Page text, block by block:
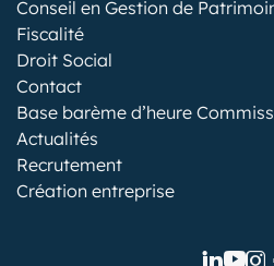
Conseil en Gestion de
Fiscalité
Droit Social
Contact
Base barème d’heure
Actualités
Recrutement
Création entreprise